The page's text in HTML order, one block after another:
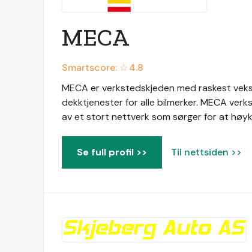
MECA
Smartscore: ☆4.8
MECA er verkstedskjeden med raskest
dekktjenester for alle bilmerker. MECA
av et stort nettverk som sørger for at
Se full profil >> Til nettsiden >>